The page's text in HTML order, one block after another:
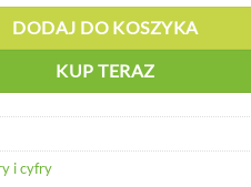
DODAJ DO KOSZYKA
KUP TERAZ
i cyfry